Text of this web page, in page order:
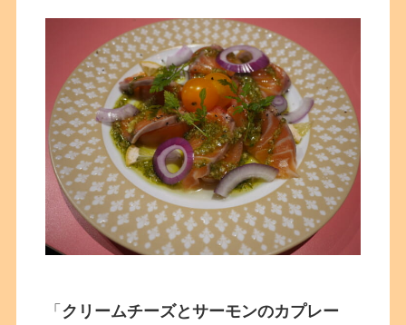
「 クリームチーズとサーモンのカプレー